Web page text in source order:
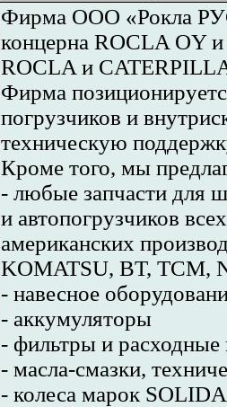
Фирма ООО «Рокла
концерна ROCLA OY
ROCLA и
Фирма
погрузчиков и
техническую
Кроме того, мы
- любые запчасти для
и автопогрузчиков
американских
KOMATSU, BT, TCM,
- навесное
- аккумуляторы
- фильтры и расходные
- масла-смазки,
- колеса марок